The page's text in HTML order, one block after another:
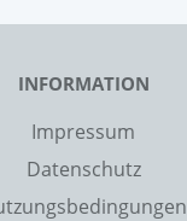
INFORMATION
Impressum
Datenschutz